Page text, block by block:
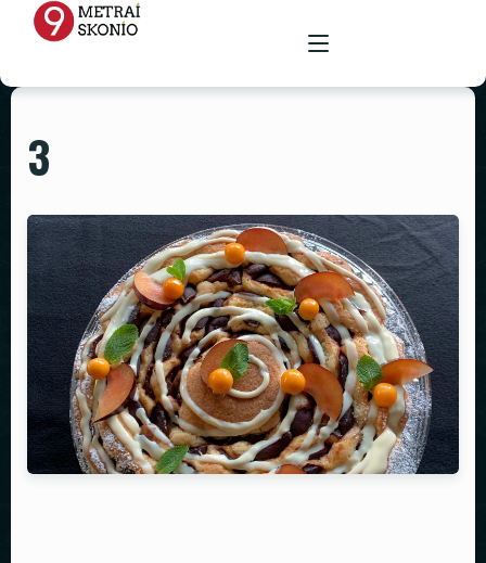
PAGRINDINIS
RENGINIŲ ERDVĖ
MAISTAS ŠVENTĖMS
MAITINIMAS VIETOJE
PARUOŠTAS MAISTAS ŠVENTĖMS
GALERIJA
KONTAKTAI
REKVIZITŲ NUOMA
STALAI
KĖDĖS
STALTIESĖS
VAZOS
ŽVAKIDĖS
3